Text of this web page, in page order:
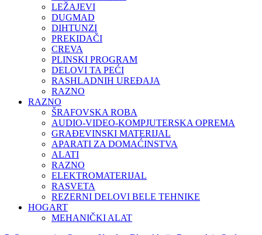
LEŽAJEVI
DUGMAD
DIHTUNZI
PREKIDAČI
CREVA
PLINSKI PROGRAM
DELOVI TA PEĆI
RASHLADNIH UREĐAJA
RAZNO
RAZNO
ŠRAFOVSKA ROBA
AUDIO-VIDEO-KOMPJUTERSKA OPREMA
GRAĐEVINSKI MATERIJAL
APARATI ZA DOMAĆINSTVA
ALATI
RAZNO
ELEKTROMATERIJAL
RASVETA
REZERNI DELOVI BELE TEHNIKE
HOGART
MEHANIČKI ALAT